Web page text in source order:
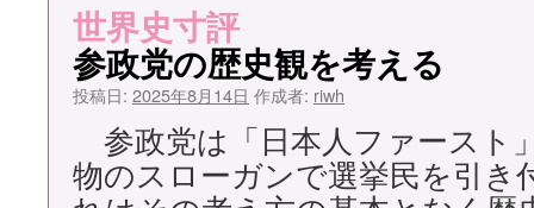
世界史寸評
参政党の歴史観を考える
投稿日: 2025年8月14日 作成者: riwh
参政党は「日本人ファースト
物のスローガンで選挙民を引き